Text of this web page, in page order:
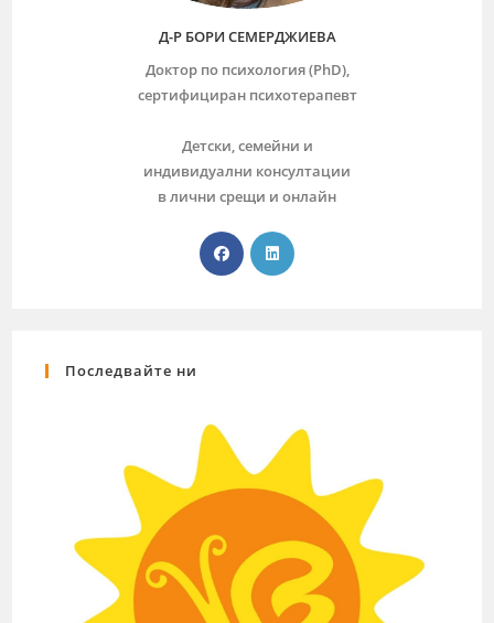
Д-Р БОРИ СЕМЕРДЖИЕВА
Доктор по психология (PhD),
сертифициран психотерапевт
Детски, семейни и
индивидуални консултации
в лични срещи и онлайн
Последвайте ни